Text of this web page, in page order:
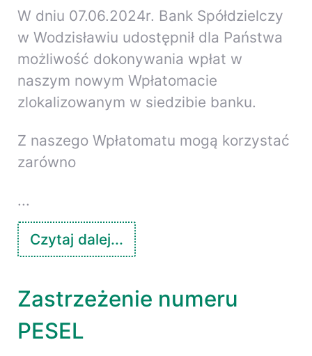
W dniu 07.06.2024r. Bank Spółdzielczy
w Wodzisławiu udostępnił dla Państwa
możliwość dokonywania wpłat w
naszym nowym Wpłatomacie
zlokalizowanym w siedzibie banku.
Z naszego Wpłatomatu mogą korzystać
zarówno
...
Czytaj dalej...
Zastrzeżenie numeru
PESEL